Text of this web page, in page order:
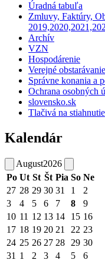
Úradná tabuľa
Zmluvy, Faktúry,
Archív
VZN
Hospodárenie
Verejné obstarávanie
Správne konania a
Ochrana osobných
slovensko.sk
Tlačivá na stiahnutie
Kalendár
August2026
Po Ut St Št Pia So Ne
27 28 29 30 31 1
2
3
4 5 6 7 8
9
10 11 12 13 14 15 16
17 18 19 20 21 22 23
24 25 26 27 28 29 30
31 1 2 3 4 5 6